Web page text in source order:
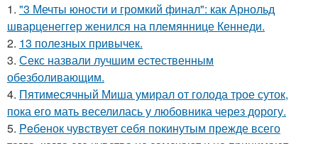
1. "3 Мечты юности и громкий финал": как Арнольд
шварценеггер женился на племяннице Кеннеди.
2. 13 полезных привычек.
3. Секс назвали лучшим естественным
обезболивающим.
4. Пятимесячный Миша умирал от голода трое суток,
пока его мать веселилась у любовника через дорогу.
5. Peбенок чувствует себя покинутым прежде всего